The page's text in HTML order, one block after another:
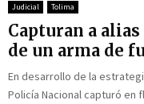
Judicial Tolima
Capturan a
de un arma de
En desarrollo de la
Policía Nacional capturó en